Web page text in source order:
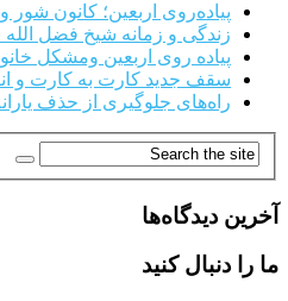
پیاده‌روی اربعین؛ کانون شور
زندگی و زمانه شیخ فضل الله
پیاده روی اربعین ومشکل
سقف جدید کارت به کارت و
راه‌های جلوگیری از حذف
آخرین دیدگاه‌ها
ما را دنبال کنید